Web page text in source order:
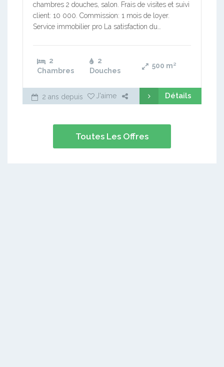
chambres 2 douches, salon. Frais de visites et suivi
client: 10 000. Commission: 1 mois de loyer.
Service immobilier pro La satisfaction du…
2
Chambres
2
Douches
500 m²
2 ans depuis J'aime Détails
Toutes Les Offres